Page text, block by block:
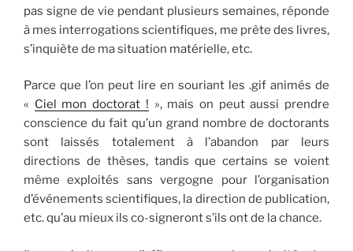
pas signe de vie pendant plusieurs semaines, réponde
à mes interrogations scientifiques, me prête des livres,
s’inquiète de ma situation matérielle, etc.
Parce que l’on peut lire en souriant les .gif animés de
« Ciel mon doctorat ! », mais on peut aussi prendre
conscience du fait qu’un grand nombre de doctorants
sont laissés totalement à l’abandon par leurs
directions de thèses, tandis que certains se voient
même exploités sans vergogne pour l’organisation
d’événements scientifiques, la direction de publication,
etc. qu’au mieux ils co-signeront s’ils ont de la chance.